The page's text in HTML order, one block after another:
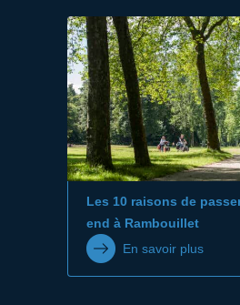
Les 10 raisons de
end à Rambouillet
En savoir plus